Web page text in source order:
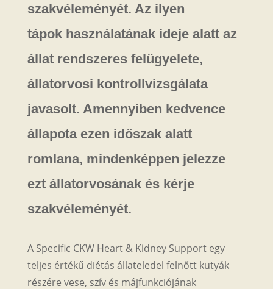
szakvéleményét. Az ilyen
tápok használatának ideje alatt az
állat rendszeres felügyelete,
állatorvosi kontrollvizsgálata
javasolt. Amennyiben kedvence
állapota ezen időszak alatt
romlana, mindenképpen jelezze
ezt állatorvosának és kérje
szakvéleményét.
A Specific CKW Heart & Kidney Support egy
teljes értékű diétás állateledel felnőtt kutyák
részére vese, szív és májfunkciójának